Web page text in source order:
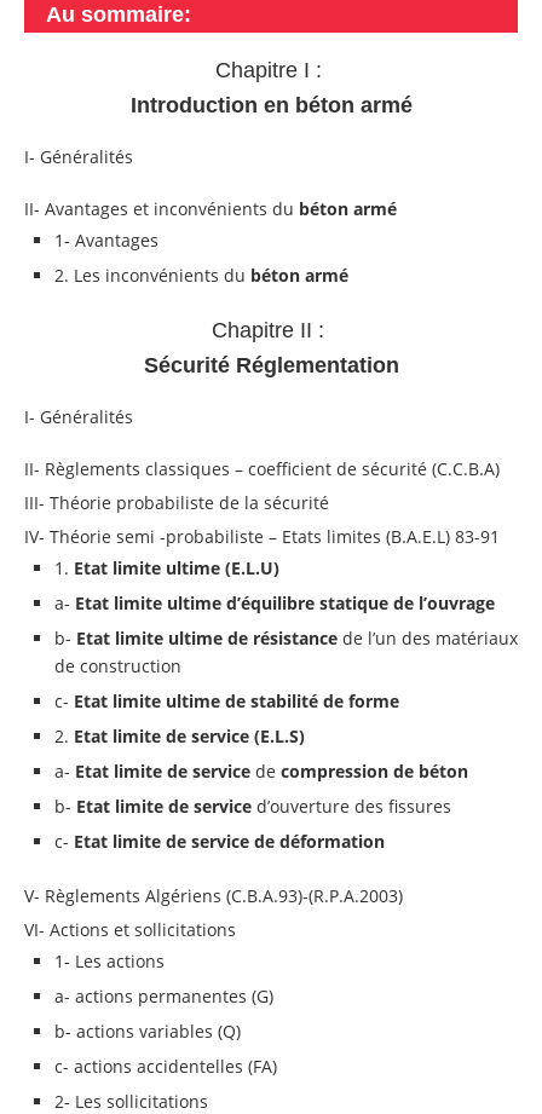
Au sommaire:
Chapitre I :
Introduction en béton armé
I- Généralités
II- Avantages et inconvénients du béton armé
1- Avantages
2. Les inconvénients du béton armé
Chapitre II :
Sécurité Réglementation
I- Généralités
II- Règlements classiques – coefficient de sécurité (C.C.B.A)
III- Théorie probabiliste de la sécurité
IV- Théorie semi -probabiliste – Etats limites (B.A.E.L) 83-91
1. Etat limite ultime (E.L.U)
a- Etat limite ultime d’équilibre statique de l’ouvrage
b- Etat limite ultime de résistance de l’un des matériaux
de construction
c- Etat limite ultime de stabilité de forme
2. Etat limite de service (E.L.S)
a- Etat limite de service de compression de béton
b- Etat limite de service d’ouverture des fissures
c- Etat limite de service de déformation
V- Règlements Algériens (C.B.A.93)-(R.P.A.2003)
VI- Actions et sollicitations
1- Les actions
a- actions permanentes (G)
b- actions variables (Q)
c- actions accidentelles (FA)
2- Les sollicitations